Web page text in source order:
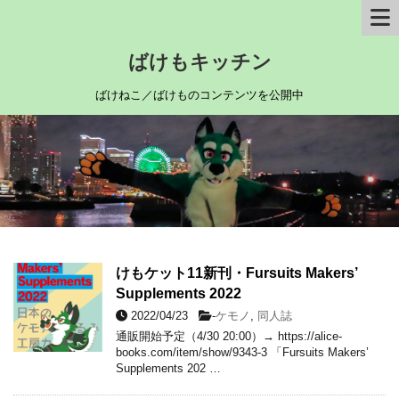
ばけもキッチン
ばけねこ／ばけものコンテンツを公開中
けもケット11新刊・Fursuits Makers’
Supplements 2022
2022/04/23 -ケモノ , 同人誌
通販開始予定（4/30 20:00）→ https://alice-
books.com/item/show/9343-3 「Fursuits Makers’
Supplements 202 …